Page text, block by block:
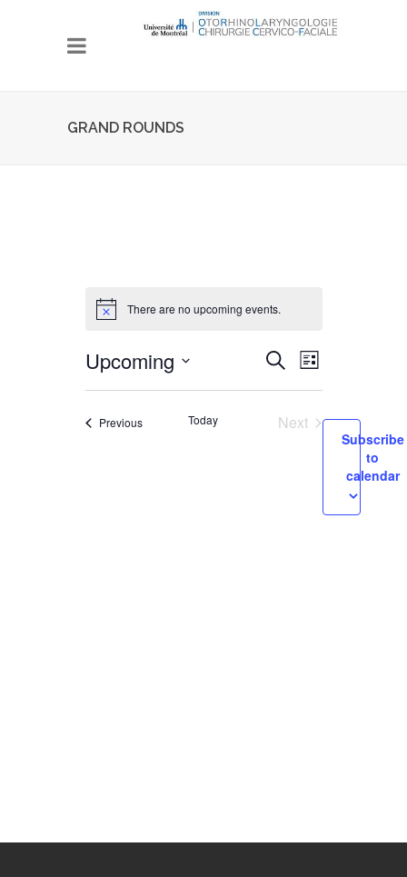
GRAND ROUNDS
There are no upcoming events.
Events
Search
and
Navigation
SearchEvent
Liste
Upcoming
PreviousEvents Today
Next
Subscribe
to
calendar